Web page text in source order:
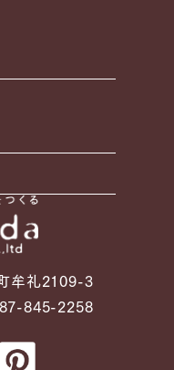
牟礼2109-3
845-2258